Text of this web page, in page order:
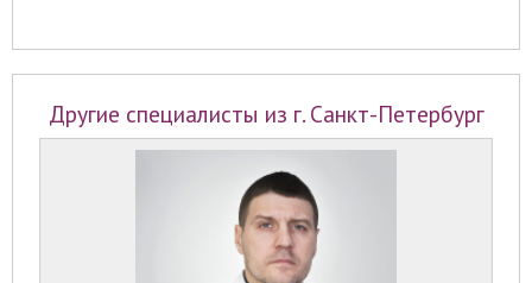
Другие специалисты из г. Санкт-Петербург